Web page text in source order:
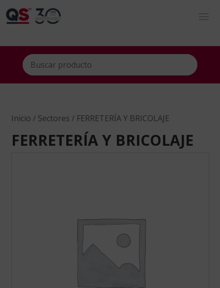
Inicio / Sectores / FERRETERÍA Y BRICOLAJE
FERRETERÍA Y BRICOLAJE